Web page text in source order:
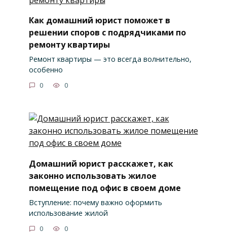
Как домашний юрист поможет в
решении споров с подрядчиками по
ремонту квартиры
Ремонт квартиры — это всегда волнительно,
особенно
0 0
Домашний юрист расскажет, как
законно использовать жилое
помещение под офис в своем доме
Вступление: почему важно оформить
использование жилой
0 0